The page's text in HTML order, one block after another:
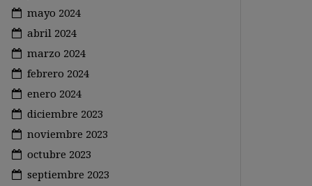
mayo 2024
abril 2024
marzo 2024
febrero 2024
enero 2024
diciembre 2023
noviembre 2023
octubre 2023
septiembre 2023